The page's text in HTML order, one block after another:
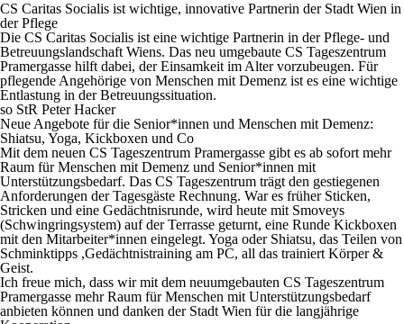
CS Caritas Socialis ist wichtige, innovative Partnerin der Stadt Wien in
der Pflege
Die CS Caritas Socialis ist eine wichtige Partnerin in der Pflege- und
Betreuungslandschaft Wiens. Das neu umgebaute CS Tageszentrum
Pramergasse hilft dabei, der Einsamkeit im Alter vorzubeugen. Für
pflegende Angehörige von Menschen mit Demenz ist es eine wichtige
Entlastung in der Betreuungssituation.
so StR Peter Hacker
Neue Angebote für die Senior*innen und Menschen mit Demenz:
Shiatsu, Yoga, Kickboxen und Co
Mit dem neuen CS Tageszentrum Pramergasse gibt es ab sofort mehr
Raum für Menschen mit Demenz und Senior*innen mit
Unterstützungsbedarf. Das CS Tageszentrum trägt den gestiegenen
Anforderungen der Tagesgäste Rechnung. War es früher Sticken,
Stricken und eine Gedächtnisrunde, wird heute mit Smoveys
(Schwingringsystem) auf der Terrasse geturnt, eine Runde Kickboxen
mit den Mitarbeiter*innen eingelegt. Yoga oder Shiatsu, das Teilen von
Schminktipps ,Gedächtnistraining am PC, all das trainiert Körper &
Geist.
Ich freue mich, dass wir mit dem neuumgebauten CS Tageszentrum
Pramergasse mehr Raum für Menschen mit Unterstützungsbedarf
anbieten können und danken der Stadt Wien für die langjährige